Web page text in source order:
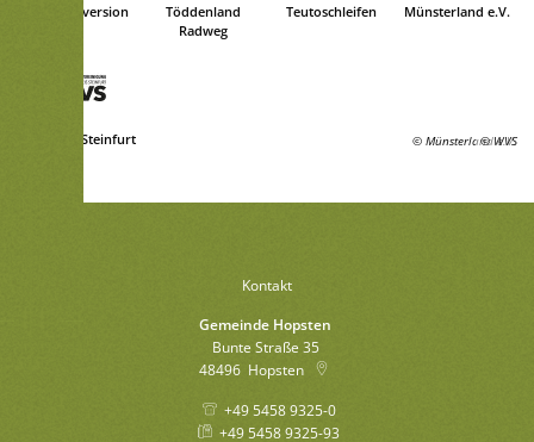
Kohlekonversion
Töddenland
Radweg
Teutoschleifen
© Münsterland e.V.
Münsterland e.V.
© WVS
WVS Kreis Steinfurt
Kontakt
Gemeinde Hopsten
Bunte Straße 35
48496 Hopsten
+49 5458 9325-0
+49 5458 9325-93